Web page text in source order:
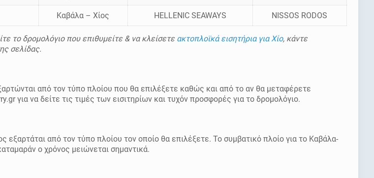
Καβάλα – Χίος HELLENIC SEAWAYS NISSOS RODOS
το δρομολόγιο που επιθυμείτε & να κλείσετε ακτοπλοϊκά εισητήρια για Χίο, κάντε
σελίδας.
από τον τύπο πλοίου που θα επιλέξετε καθώς και από το αν θα μεταφέρετε
για να δείτε τις τιμές των εισιτηρίων και τυχόν προσφορές για το δρομολόγιο.
εξαρτάται από τον τύπο πλοίου τον οποίο θα επιλέξετε. Το συμβατικό πλοίο για το Καβάλα-
ο χρόνος μειώνεται σημαντικά.